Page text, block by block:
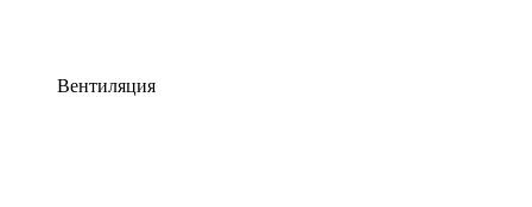
Вентиляция